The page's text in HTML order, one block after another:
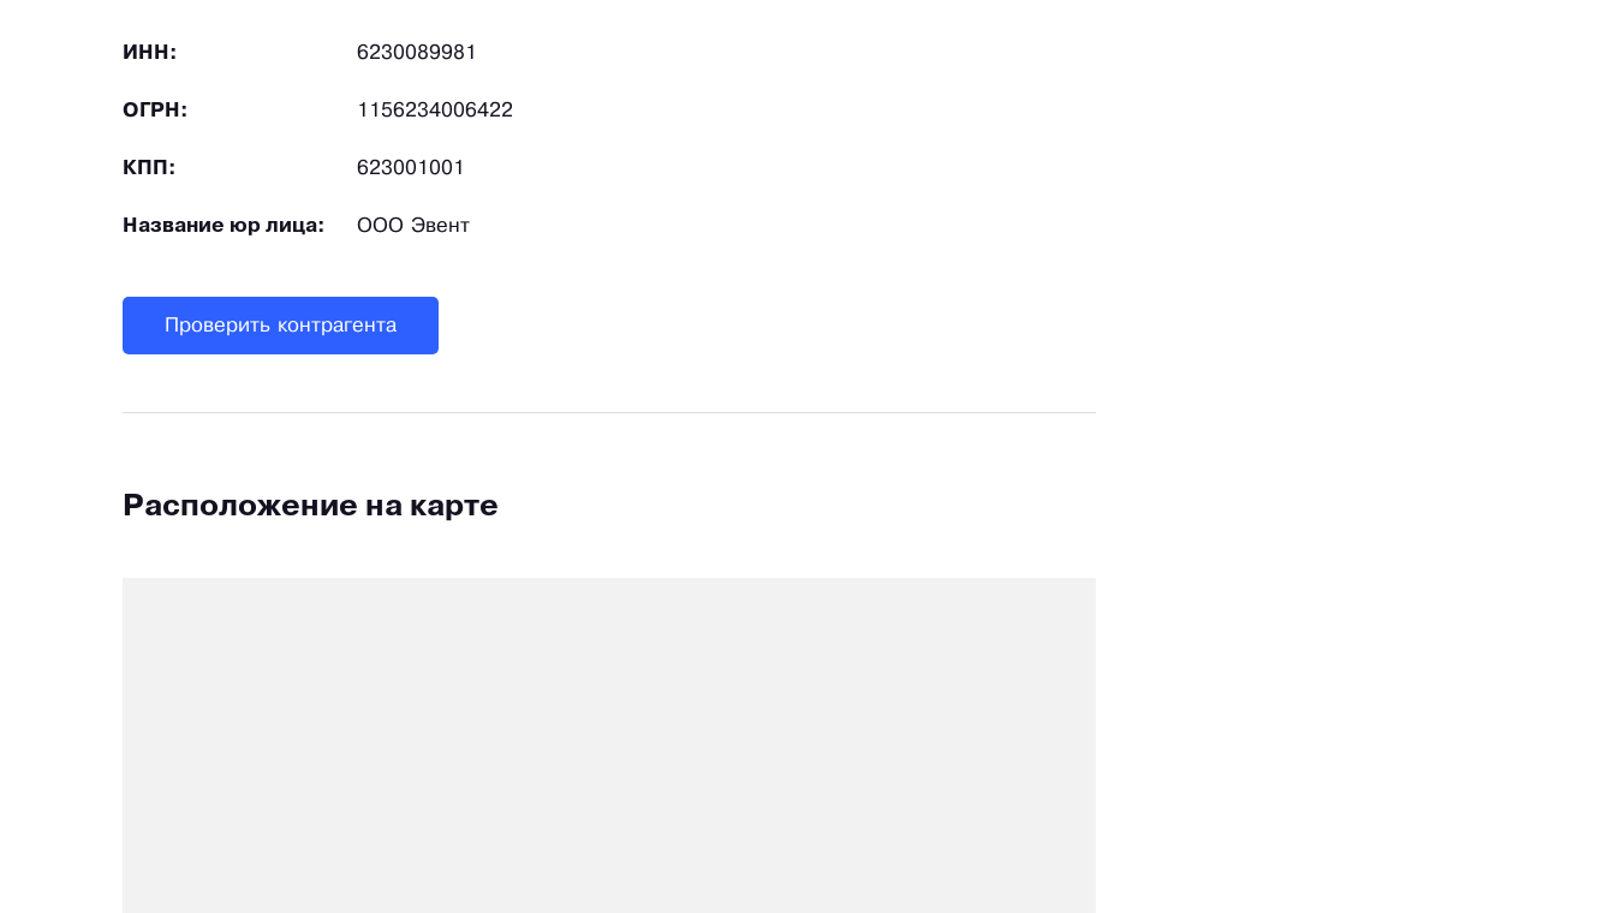
ИНН: 6230089981
ОГРН: 1156234006422
КПП: 623001001
Название юр лица: ООО Эвент
Проверить контрагента
Расположение на карте